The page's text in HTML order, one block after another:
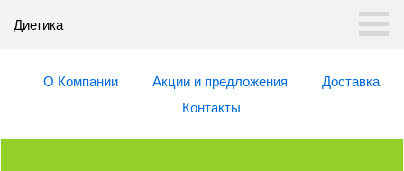
Диетика
О Компании Акции и предложения
Доставка
Контакты